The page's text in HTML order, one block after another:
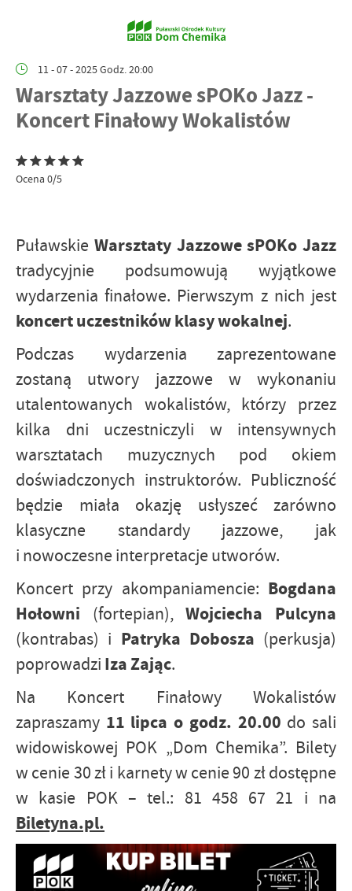
11 - 07 - 2025 Godz. 20:00
Warsztaty Jazzowe sPOKo Jazz -
Koncert Finałowy Wokalistów
Ocena 0/5
Puławskie Warsztaty Jazzowe sPOKo Jazz
tradycyjnie podsumowują wyjątkowe
wydarzenia finałowe. Pierwszym z nich jest
koncert uczestników klasy wokalnej.
Podczas wydarzenia zaprezentowane
zostaną utwory jazzowe w wykonaniu
utalentowanych wokalistów, którzy przez
kilka dni uczestniczyli w intensywnych
warsztatach muzycznych pod okiem
doświadczonych instruktorów. Publiczność
będzie miała okazję usłyszeć zarówno
klasyczne standardy jazzowe, jak
i nowoczesne interpretacje utworów.
Koncert przy akompaniamencie: Bogdana
Hołowni (fortepian),Wojciecha Pulcyna
(kontrabas) i Patryka Dobosza (perkusja)
poprowadzi Iza Zając.
Na Koncert Finałowy Wokalistów
zapraszamy 11 lipca o godz. 20.00 do sali
widowiskowej POK „Dom Chemika”. Bilety
w cenie 30 zł i karnety w cenie 90 zł dostępne
w kasie POK – tel.: 81 458 67 21 i na
Biletyna.pl.